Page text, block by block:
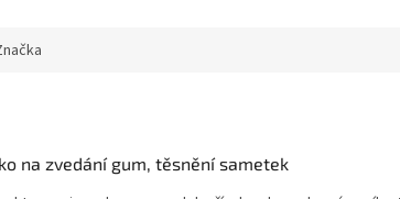
na zvedání gum, těsnění sametek